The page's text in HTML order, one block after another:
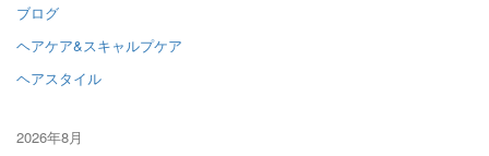
ブログ
ヘアケア&スキャルプケア
ヘアスタイル
2026年8月